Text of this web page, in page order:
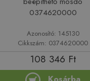
0374620000
Azonosító: 145130
Cikkszám: 0374620000
108 346 Ft